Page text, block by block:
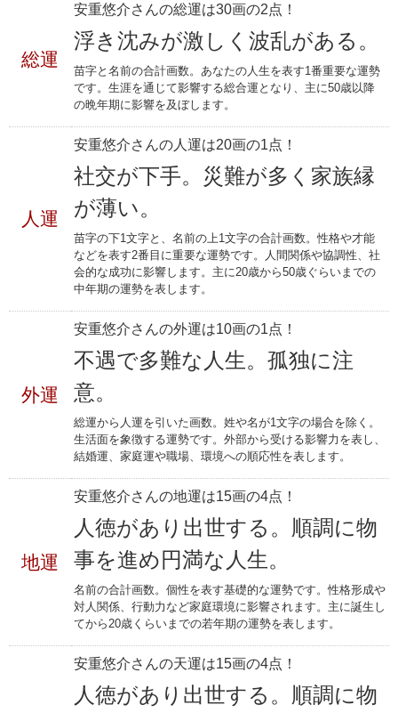
総運
安重悠介さんの総運は30画の2点！
浮き沈みが激しく波乱がある。
苗字と名前の合計画数。あなたの人生を表す1番重要な運勢
です。生涯を通じて影響する総合運となり、主に50歳以降
の晩年期に影響を及ぼします。
人運
安重悠介さんの人運は20画の1点！
社交が下手。災難が多く家族縁
が薄い。
苗字の下1文字と、名前の上1文字の合計画数。性格や才能
などを表す2番目に重要な運勢です。人間関係や協調性、社
会的な成功に影響します。主に20歳から50歳ぐらいまでの
中年期の運勢を表します。
外運
安重悠介さんの外運は10画の1点！
不遇で多難な人生。孤独に注
意。
総運から人運を引いた画数。姓や名が1文字の場合を除く。
生活面を象徴する運勢です。外部から受ける影響力を表し、
結婚運、家庭運や職場、環境への順応性を表します。
地運
安重悠介さんの地運は15画の4点！
人徳があり出世する。順調に物
事を進め円満な人生。
名前の合計画数。個性を表す基礎的な運勢です。性格形成や
対人関係、行動力など家庭環境に影響されます。主に誕生し
てから20歳くらいまでの若年期の運勢を表します。
安重悠介さんの天運は15画の4点！
人徳があり出世する。順調に物